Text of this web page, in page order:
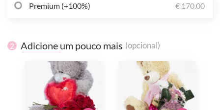
Premium (+100%) € 170.00
2 Adicione um pouco mais (opcional)